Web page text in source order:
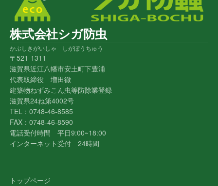
株式会社シガ防虫
かぶしきがいしゃ しがぼうちゅう
〒521-1311
滋賀県近江八幡市安土町下豊浦
代表取締役 増田徹
建築物ねずみこん虫等防除業登録
滋賀県24ね第4002号
TEL：0748-46-8585
FAX：0748-46-8590
電話受付時間 平日9:00~18:00
インターネット受付 24時間
トップページ